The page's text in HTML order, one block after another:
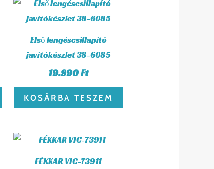
Első lengéscsillapító
javítókészlet 38-6085
19.990Ft
KOSÁRBA TESZEM
FÉKKAR VIC-73911